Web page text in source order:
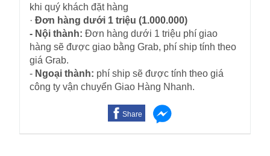
khi quý khách đặt hàng
· Đơn hàng dưới 1 triệu (1.000.000)
- Nội thành: Đơn hàng dưới 1 triệu phí giao
hàng sẽ được giao bằng Grab, phí ship tính theo
giá Grab.
- Ngoại thành: phí ship sẽ được tính theo giá
công ty vận chuyển Giao Hàng Nhanh.
Share